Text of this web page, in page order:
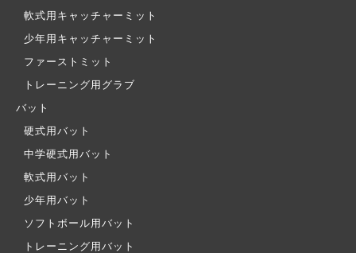
軟式用キャッチャーミット
少年用キャッチャーミット
ファーストミット
トレーニング用グラブ
バット
硬式用バット
中学硬式用バット
軟式用バット
少年用バット
ソフトボール用バット
トレーニング用バット